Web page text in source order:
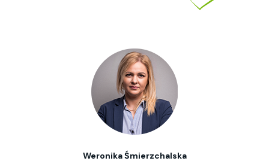
Weronika Śmierzchalska